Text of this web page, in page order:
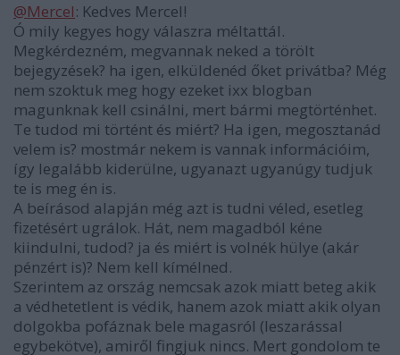
@Mercel: Kedves Mercel!
Ó mily kegyes hogy válaszra méltattál.
Megkérdezném, megvannak neked a törölt
bejegyzések? ha igen, elküldenéd őket privátba? Még
nem szoktuk meg hogy ezeket ixx blogban
magunknak kell csinálni, mert bármi megtörténhet.
Te tudod mi történt és miért? Ha igen, megosztanád
velem is? mostmár nekem is vannak információim,
így legalább kiderülne, ugyanazt ugyanúgy tudjuk
te is meg én is.
A beírásod alapján még azt is tudni véled, esetleg
fizetésért ugrálok. Hát, nem magadból kéne
kiindulni, tudod? ja és miért is volnék hülye (akár
pénzért is)? Nem kell kímélned.
Szerintem az ország nemcsak azok miatt beteg akik
a védhetetlent is védik, hanem azok miatt akik olyan
dolgokba pofáznak bele magasról (leszarással
egybekötve), amiről fingjuk nincs. Mert gondolom te